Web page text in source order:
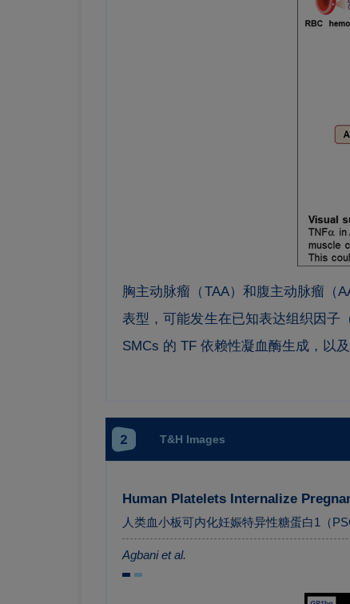
胸主动脉瘤（TAA）和腹主动脉瘤（
表型，可能发生在已知表达组织因子
SMCs 的 TF 依赖性凝血酶生成，以
2 T&H Images
Human Platelets Internalize
人类血小板可内化妊娠特异性糖蛋白1（
Agbani et al.